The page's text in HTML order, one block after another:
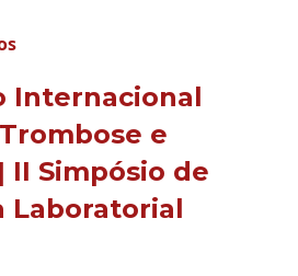
Internacional
e
II Simpósio de
Laboratorial